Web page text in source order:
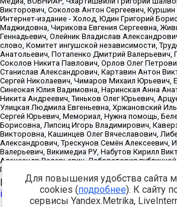
Источник:https://minjust.gov.ru/
inostrannyih-agentov-22-03-2024.pdf
Для повышения удобства сайта
cookies (подробнее). К сайту
сервисы Yandex.Metrika,